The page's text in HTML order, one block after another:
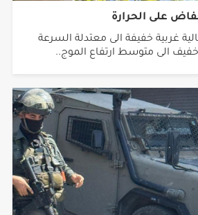
على الحرارة
غربية خفيفة الى معتدلة السرعة
خفيف الى متوسط ارتفاع الموج..